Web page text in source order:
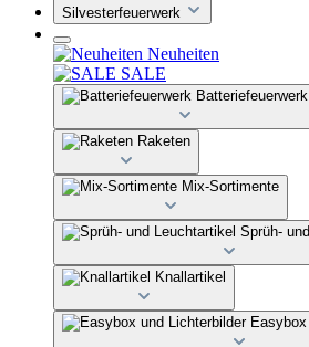
Silvesterfeuerwerk
Neuheiten
SALE
Batteriefeuerwerk
Raketen
Mix-Sortimente
Sprüh-
Knallartikel